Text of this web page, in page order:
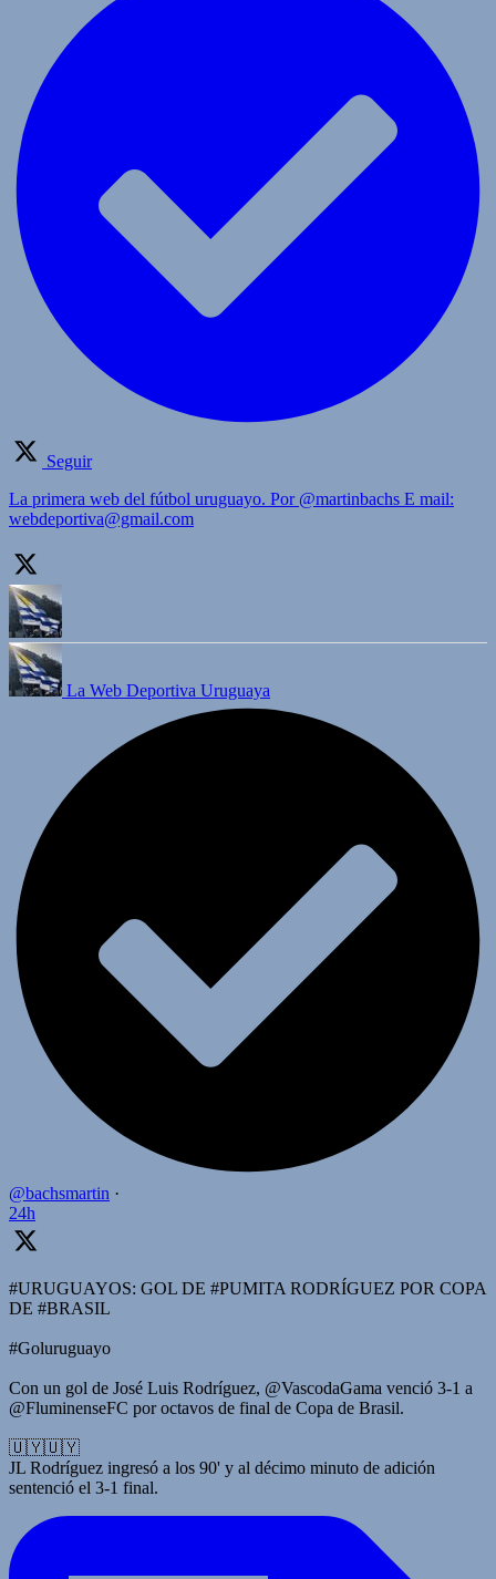
Seguir
La primera web del fútbol uruguayo. Por @martinbachs E mail:
webdeportiva@gmail.com
La Web Deportiva Uruguaya
@bachsmartin ·
24h
#URUGUAYOS: GOL DE #PUMITA RODRÍGUEZ POR COPA
DE #BRASIL
#Goluruguayo
Con un gol de José Luis Rodríguez, @VascodaGama venció 3-1 a
@FluminenseFC por octavos de final de Copa de Brasil.
🇺🇾🇺🇾
JL Rodríguez ingresó a los 90' y al décimo minuto de adición
sentenció el 3-1 final.